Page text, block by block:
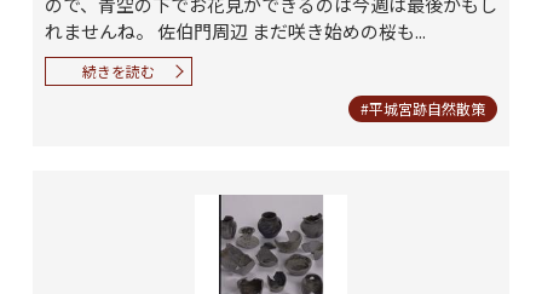
れませんね。 佐伯門周辺 まだ咲き始めの桜も...
続きを読む
#平城宮跡自然散策